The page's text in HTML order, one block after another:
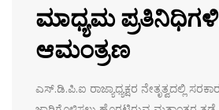
ಮಾಧ್ಯಮ
ಆಮಂತ್ರಣ
ಎಸ್.ಡಿ.ಪಿ.ಐ ರಾಜ್ಯಾಧ್ಯಕ್ಷರ ನೇತೃತ್ವದಲ್ಲಿ